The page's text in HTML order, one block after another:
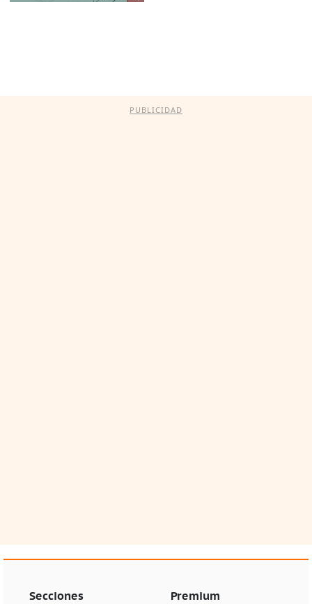
PUBLICIDAD
Secciones Premium